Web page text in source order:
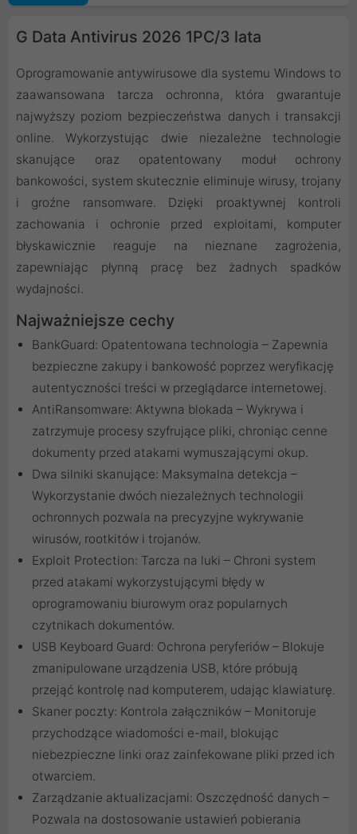
G Data Antivirus 2026 1PC/3 lata
Oprogramowanie antywirusowe dla systemu Windows to
zaawansowana tarcza ochronna, która gwarantuje
najwyższy poziom bezpieczeństwa danych i transakcji
online. Wykorzystując dwie niezależne technologie
skanujące oraz opatentowany moduł ochrony
bankowości, system skutecznie eliminuje wirusy, trojany
i groźne ransomware. Dzięki proaktywnej kontroli
zachowania i ochronie przed exploitami, komputer
błyskawicznie reaguje na nieznane zagrożenia,
zapewniając płynną pracę bez żadnych spadków
wydajności.
Najważniejsze cechy
BankGuard: Opatentowana technologia – Zapewnia
bezpieczne zakupy i bankowość poprzez weryfikację
autentyczności treści w przeglądarce internetowej.
AntiRansomware: Aktywna blokada – Wykrywa i
zatrzymuje procesy szyfrujące pliki, chroniąc cenne
dokumenty przed atakami wymuszającymi okup.
Dwa silniki skanujące: Maksymalna detekcja –
Wykorzystanie dwóch niezależnych technologii
ochronnych pozwala na precyzyjne wykrywanie
wirusów, rootkitów i trojanów.
Exploit Protection: Tarcza na luki – Chroni system
przed atakami wykorzystującymi błędy w
oprogramowaniu biurowym oraz popularnych
czytnikach dokumentów.
USB Keyboard Guard: Ochrona peryferiów – Blokuje
zmanipulowane urządzenia USB, które próbują
przejąć kontrolę nad komputerem, udając klawiaturę.
Skaner poczty: Kontrola załączników – Monitoruje
przychodzące wiadomości e-mail, blokując
niebezpieczne linki oraz zainfekowane pliki przed ich
otwarciem.
Zarządzanie aktualizacjami: Oszczędność danych –
Pozwala na dostosowanie ustawień pobierania